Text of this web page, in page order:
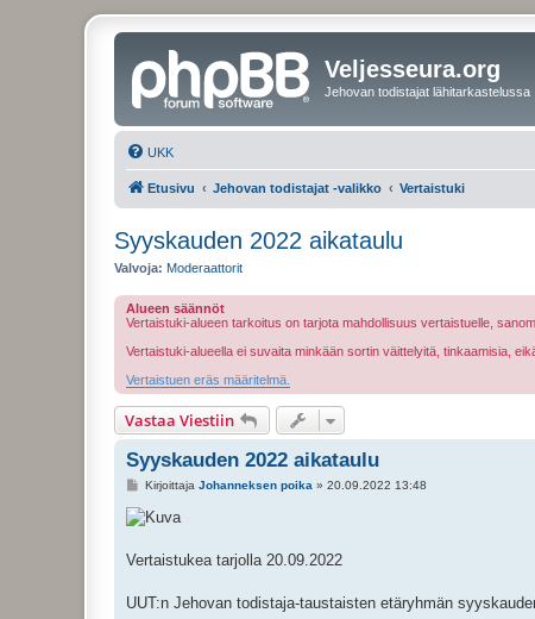
Veljesseura.org
Jehovan todistajat lähitarkastelussa
UKK
Etusivu Jehovan todistajat -valikko Vertaistuki
Syyskauden 2022 aikataulu
Valvoja: Moderaattorit
Alueen säännöt
Vertaistuki-alueen tarkoitus on tarjota mahdollisuus vertaistuelle,
Vertaistuki-alueella ei suvaita minkään sortin väittelyitä, tinkaamisia,
Vertaistuen eräs määritelmä.
Vastaa Viestiin
Syyskauden 2022 aikataulu
V
e
s
i
Kirjoittaja Johanneksen poika » 20.09.2022 13:48
Vertaistukea tarjolla 20.09.2022
UUT:n Jehovan todistaja-taustaisten etäryhmän